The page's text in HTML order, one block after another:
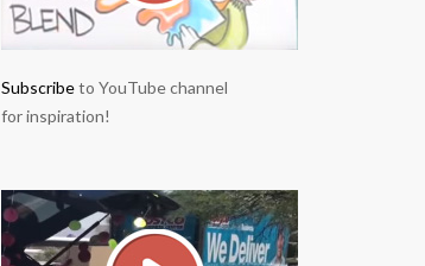
Subscribeto YouTube channel
for inspiration!